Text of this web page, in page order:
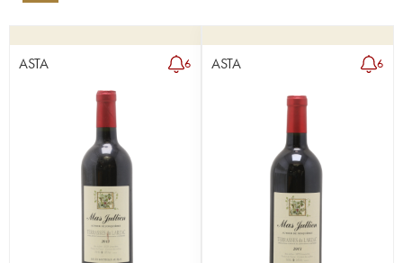
ASTA 6 ASTA 6